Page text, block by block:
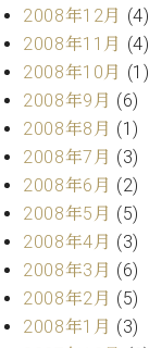
2008年12月 (4)
2008年11月 (4)
2008年10月 (1)
2008年9月 (6)
2008年8月 (1)
2008年7月 (3)
2008年6月 (2)
2008年5月 (5)
2008年4月 (3)
2008年3月 (6)
2008年2月 (5)
2008年1月 (3)